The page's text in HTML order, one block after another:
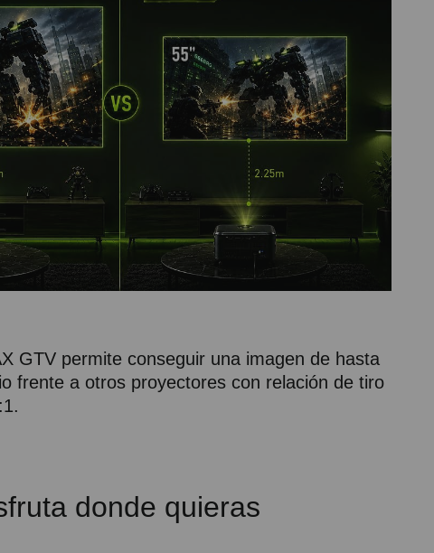
GTV permite conseguir una imagen de hasta
frente a otros proyectores con relación de tiro
donde quieras